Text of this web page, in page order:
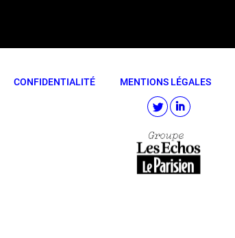
CONFIDENTIALITÉ MENTIONS LÉGALES